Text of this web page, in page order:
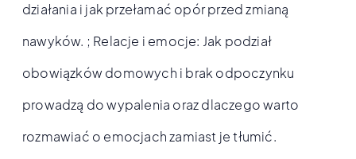
działania i jak przełamać opór przed zmianą
nawyków. ; Relacje i emocje: Jak podział
obowiązków domowych i brak odpoczynku
prowadzą do wypalenia oraz dlaczego warto
rozmawiać o emocjach zamiast je tłumić.